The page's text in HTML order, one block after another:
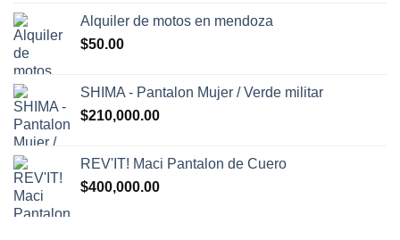
original
actual
Alquiler de motos en mendoza
$50.00
SHIMA - Pantalon Mujer / Verde militar
$210,000.00
REV'IT! Maci Pantalon de Cuero
$400,000.00